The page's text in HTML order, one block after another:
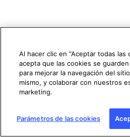
Al hacer clic en “Aceptar todas las
acepta que las cookies se
para mejorar la navegación del
mismo, y colaborar con nuestros
marketing.
Parámetros de las cookies